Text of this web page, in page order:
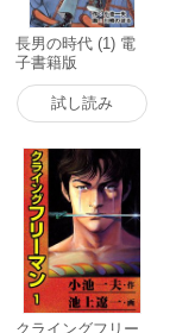
長男の時代 (1) 電
子書籍版
試し読み
クライングフリー